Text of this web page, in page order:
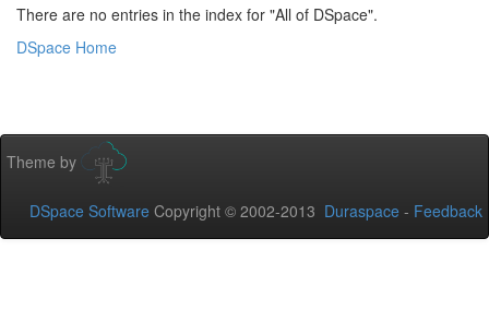
There are no entries in the index for "All of DSpace".
DSpace Home
Theme by
DSpace Software Copyright © 2002-2013 Duraspace - Feedback